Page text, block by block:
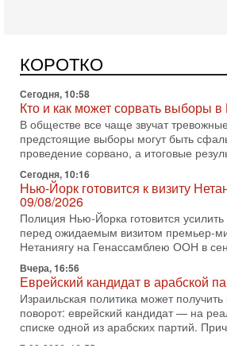
КОРОТКО
Кто и как может сорвать выборы в
В обществе все чаще звучат
предстоящие выборы могут быть
проведение сорвано, а итоговые
Сегодня, 10:16
Нью-Йорк готовится к визиту
09/08/2026
Полиция Нью-Йорка готовится усилить
перед ожидаемым визитом премьер-
Нетаниягу на Генассамблею ООН в
Вчера, 16:56
Еврейский кандидат в арабской
Израильская политика может получить
поворот: еврейский кандидат — на
списке одной из арабских партий.
7-08-2026, 16:55
Арабо-еврейская партия изменит
появится...
Может ли в Израиле появиться